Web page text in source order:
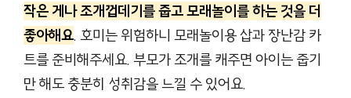
작은 게나 조개껍데기를 줍고 모래놀이를 하는 것을 더
좋아해요. 호미는 위험하니 모래놀이용 삽과 장난감 카
트를 준비해주세요. 부모가 조개를 캐주면 아이는 줍기
만 해도 충분히 성취감을 느낄 수 있어요.